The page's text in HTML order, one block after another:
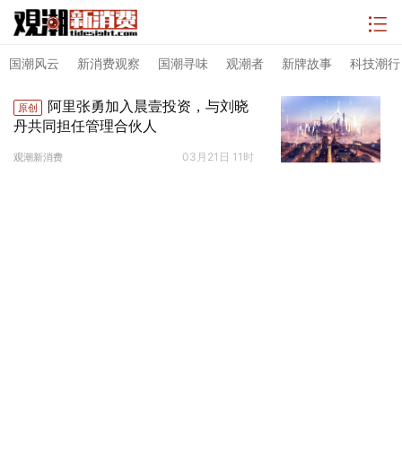
国潮风云 新消费观察 国潮寻味 观潮者 新牌故事 科技潮行
原创
阿里张勇加入晨壹投资，与刘晓
丹共同担任管理合伙人
观潮新消费 03月21日 11时